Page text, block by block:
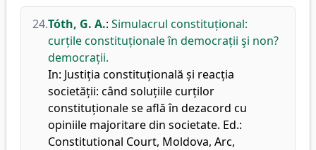
24.Tóth, G. A.: Simulacrul constituțional:
curțile constituționale în democrații şi non?
democrații.
In: Justiția constituțională și reacția
societății: când soluțiile curților
constituționale se află în dezacord cu
opiniile majoritare din societate. Ed.:
Constitutional Court, Moldova, Arc,